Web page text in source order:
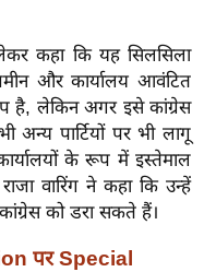
कहा कि यह सिलसिला
और कार्यालय आवंटित
लेकिन अगर इसे कांग्रेस
अन्य पार्टियों पर भी लागू
के रूप में इस्तेमाल
वारिंग ने कहा कि उन्हें
को डरा सकते हैं।
पर Special